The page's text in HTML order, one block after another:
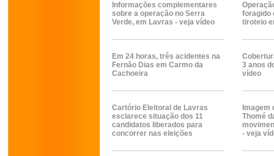
Informações complementares
sobre a operação no Serra
Verde, em Lavras - veja vídeo
foragido
tiroteio
Em 24 horas, três acidentes na
Fernão Dias em Carmo da
Cachoeira
3 anos
vídeo
Cartório Eleitoral de Lavras
esclarece situação dos 11
candidatos liberados para
concorrer nas eleições
Imagem
Thomé
- veja